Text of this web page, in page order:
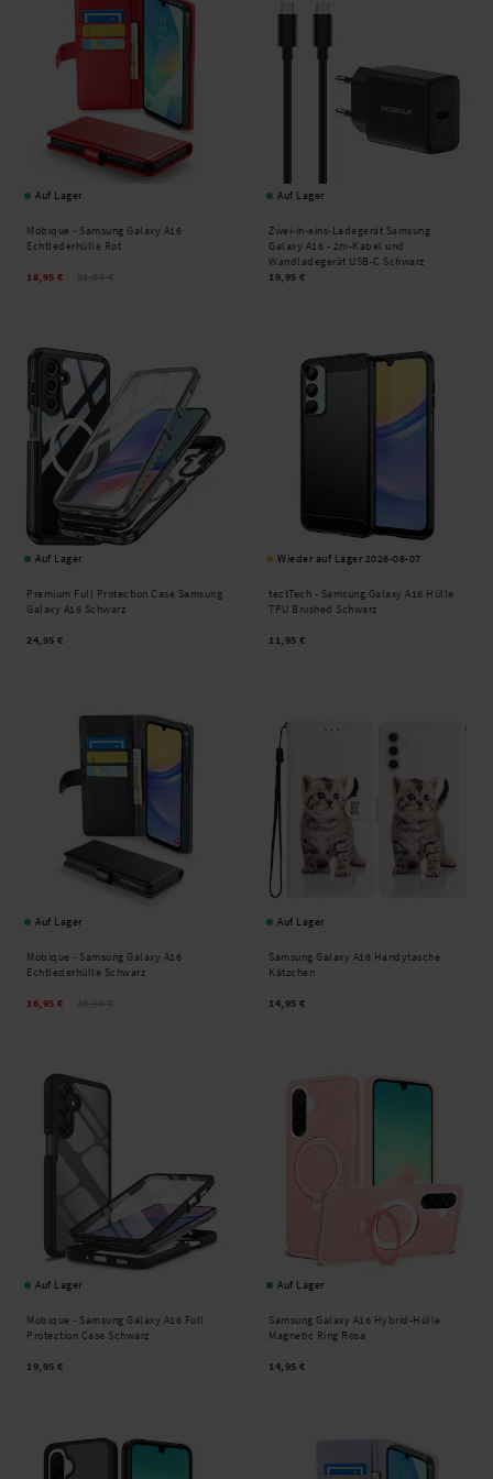
Auf Lager
Mobique - Samsung Galaxy A16
Echtlederhülle Rot
18,95 €
Auf Lager
Zwei-in-eins-Ladegerät Samsung
Galaxy A16 - 2m-Kabel und
Wandladegerät USB-C Schwarz
19,95 €
Auf Lager
Premium Full Protection Case Samsung
Galaxy A16 Schwarz
24,95 €
Wieder auf Lager 2026-08-07
tectTech - Samsung Galaxy A16 Hülle
TPU Brushed Schwarz
11,95 €
Auf Lager
Mobique - Samsung Galaxy A16
Echtlederhülle Schwarz
16,95 €
Auf Lager
Samsung Galaxy A16 Handytasche
Kätzchen
14,95 €
Auf Lager
Mobique - Samsung Galaxy A16 Full
Protection Case Schwarz
19,95 €
Auf Lager
Samsung Galaxy A16 Hybrid-Hülle
Magnetic Ring Rosa
14,95 €